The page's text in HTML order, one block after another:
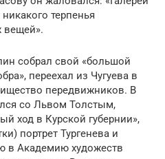
терпенья
вещей».
собрал свой «большой
переехал из Чугуева в
передвижников. В
со Львом Толстым,
ход в Курской губернии»,
портрет Тургенева и
в Академию художеств